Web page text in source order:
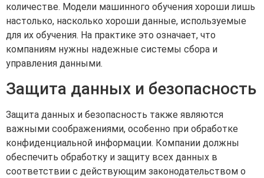
количестве. Модели машинного обучения хороши лишь
настолько, насколько хороши данные, используемые
для их обучения. На практике это означает, что
компаниям нужны надежные системы сбора и
управления данными.
Защита данных и безопасность
Защита данных и безопасность также являются
важными соображениями, особенно при обработке
конфиденциальной информации. Компании должны
обеспечить обработку и защиту всех данных в
соответствии с действующим законодательством о